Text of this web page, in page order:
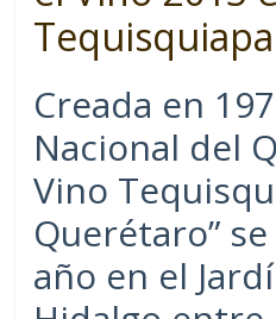
Creada en
Nacional del
Vino
Querétaro”
año en el